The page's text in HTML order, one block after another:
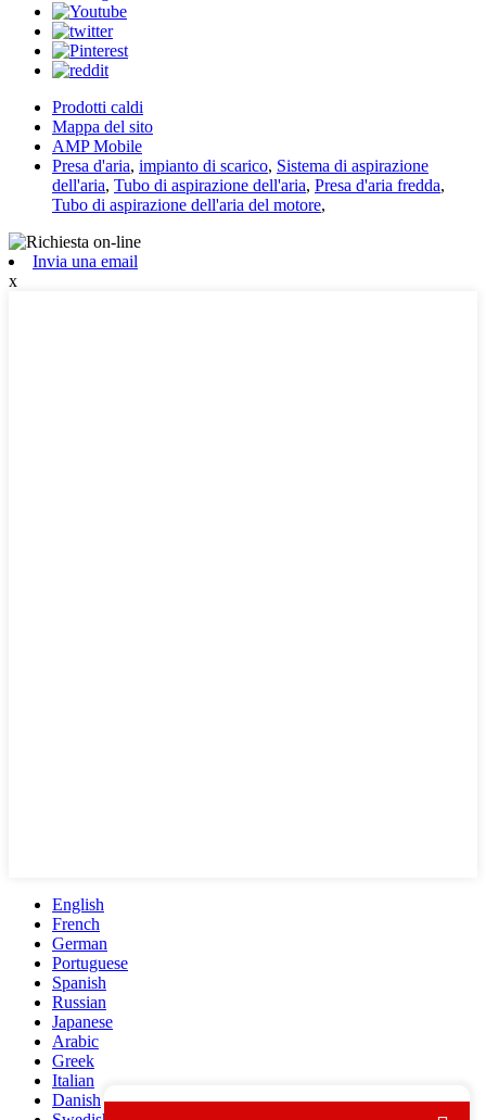
Prodotti caldi
Mappa del sito
AMP Mobile
Presa d'aria, impianto di scarico, Sistema di aspirazione
dell'aria, Tubo di aspirazione dell'aria, Presa d'aria fredda,
Tubo di aspirazione dell'aria del motore,
Invia una email
x
English
French
German
Portuguese
Spanish
Russian
Japanese
Arabic
Greek
Italian
Danish